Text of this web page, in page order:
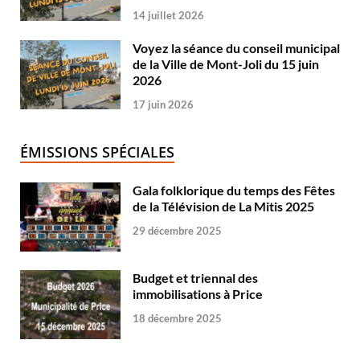
14 juillet 2026
Voyez la séance du conseil municipal
de la Ville de Mont-Joli du 15 juin
2026
17 juin 2026
ÉMISSIONS SPÉCIALES
Gala folklorique du temps des Fêtes
de la Télévision de La Mitis 2025
29 décembre 2025
Budget et triennal des
immobilisations à Price
18 décembre 2025